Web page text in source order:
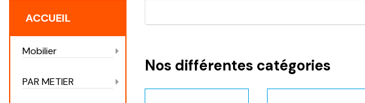
ACCUEIL
Mobilier
PAR METIER
Nos différentes catégories